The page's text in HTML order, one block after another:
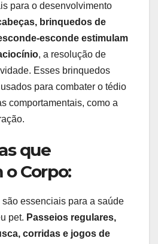
para o desenvolvimento
brinquedos de
esconde estimulam
, a resolução de
Esses brinquedos
para combater o tédio
comportamentais, como a
que
Corpo:
essenciais para a saúde
pet. Passeios regulares,
corridas e jogos de